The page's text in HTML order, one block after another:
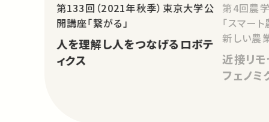
第133回（2021年秋季）東京大学公
開講座「繋がる」
人を理解し人をつなげるロボテ
ィクス
第4回農
「スマー
新しい農
近接リ
フェノミ